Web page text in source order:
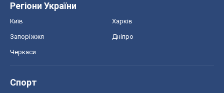
Регіони України
Київ Харків
Запоріжжя Дніпро
Черкаси
Спорт